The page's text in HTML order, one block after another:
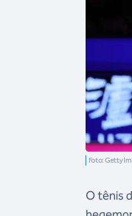
Foto: Getty
O tênis